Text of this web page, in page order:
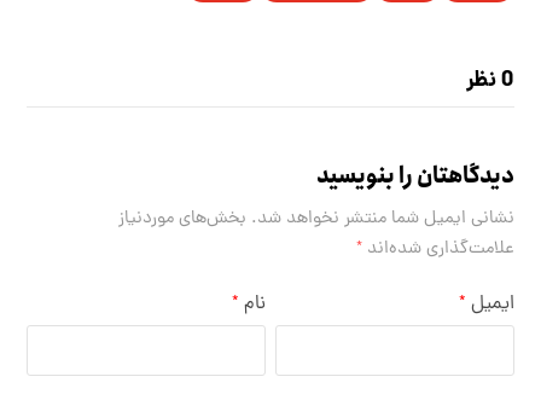
0 نظر
دیدگاهتان را بنویسید
نشانی ایمیل شما منتشر نخواهد شد. بخش‌های موردنیاز
علامت‌گذاری شده‌اند*
نام * ایمیل *